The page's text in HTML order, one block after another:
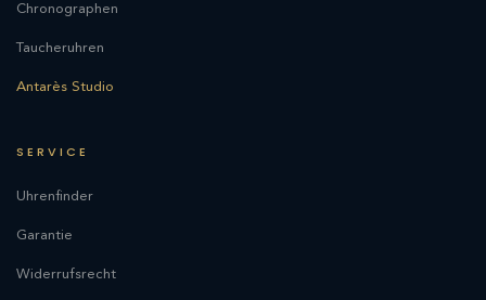
Chronographen
Taucheruhren
Antarès Studio
SERVICE
Uhrenfinder
Garantie
Widerrufsrecht